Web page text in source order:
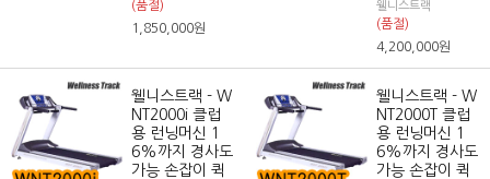
(품절)
1,850,000원
웰니스트랙
(품절)
4,200,000원
웰니스트랙 - W
NT2000i 클럽
용 런닝머신 1
6%까지 경사도
가능 손잡이 퀵
웰니스트랙 - W
NT2000T 클럽
용 런닝머신 1
6%까지 경사도
가능 손잡이 퀵